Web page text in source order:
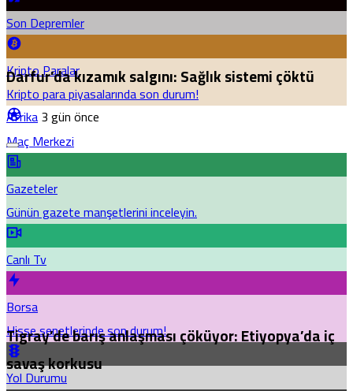
Son Depremler
Kripto Paralar
Kripto para piyasalarında son durum!
Maç Merkezi
Gazeteler
Günün gazete manşetlerini inceleyin.
Canlı Tv
Borsa
Hisse senetlerinde son durum!
Yol Durumu
Darfur’da kızamık salgını: Sağlık sistemi çöktü
Afrika3 gün önce
Tigray’de barış anlaşması çöküyor: Etiyopya’da iç
savaş korkusu